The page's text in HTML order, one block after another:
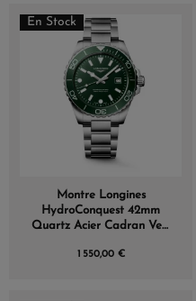
En Stock
Montre Longines
HydroConquest 42mm
Quartz Acier Cadran Vert
1 550,00 €